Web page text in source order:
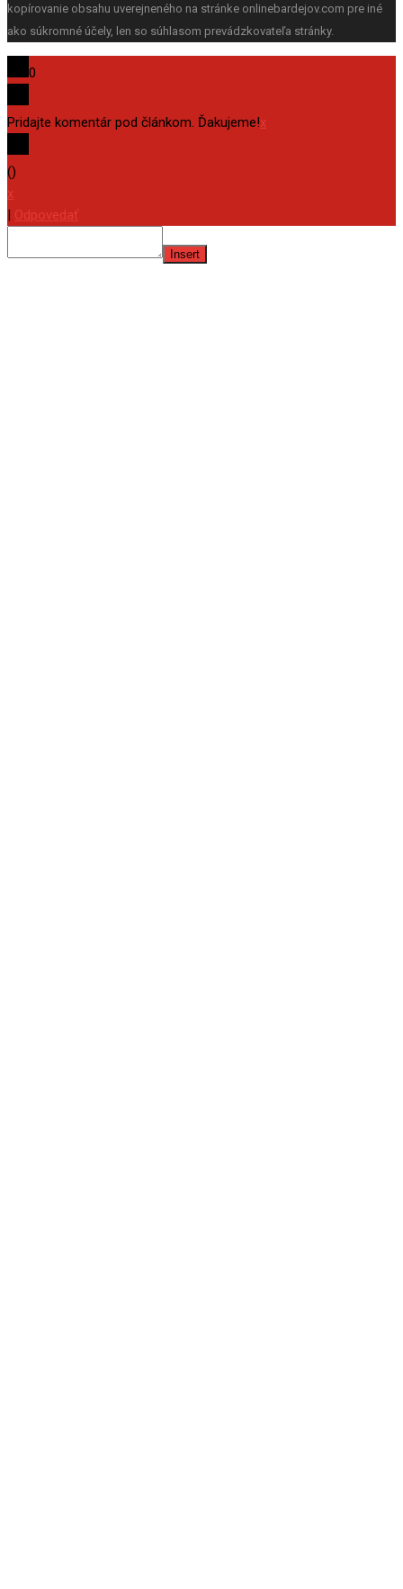
kopírovanie obsahu uverejneného na stránke onlinebardejov.com pre iné
ako súkromné účely, len so súhlasom prevádzkovateľa stránky.
0
Pridajte komentár pod článkom. Ďakujeme!x
()
x
| Odpovedať
Insert